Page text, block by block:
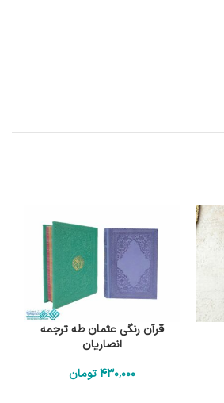
قرآن رنگی عثمان طه ترجمه
انصاریان
430٬000 تومان